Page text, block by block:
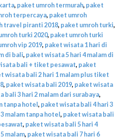
, paket umroh termurah, paket
terpercaya, paket umroh
travel piranti 2018, paket umroh turki,
turki 2020, paket umroh turki
vip 2019, paket wisata 1 hari di
di bali, paket wisata 5 hari 4 malam di
bali + tiket pesawat, paket
wisata bali 2 hari 1 malam plus tiket
, paket wisata bali 2019, paket wisata
bali 3 hari 2 malam dari surabaya,
tanpa hotel, paket wisata bali 4 hari 3
malam tanpa hotel, paket wisata bali
, paket wisata bali 5 hari 4
malam, paket wisata bali 7 hari 6